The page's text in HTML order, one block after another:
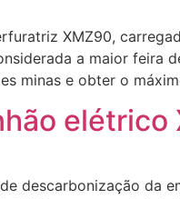
XMZ90,
a maior feira
minas e obter o
descarbonização da